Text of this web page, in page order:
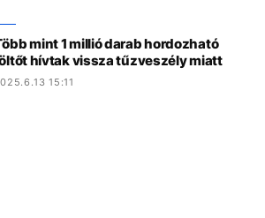
mint 1 millió darab hordozható
hívtak vissza tűzveszély miatt
15:11